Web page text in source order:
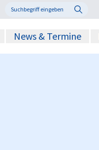
News & Termine